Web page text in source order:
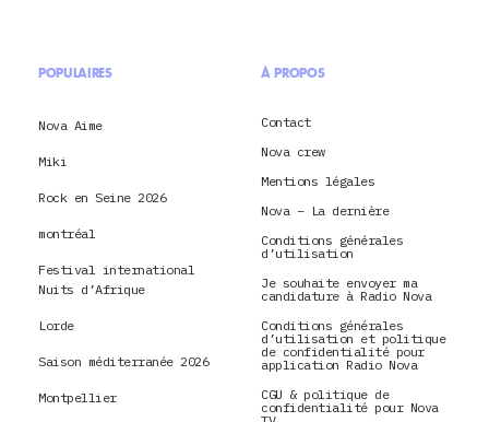
POPULAIRES
Nova Aime
Miki
Rock en Seine 2026
montréal
Festival international
Nuits d’Afrique
Lorde
Saison méditerranée 2026
Montpellier
À PROPOS
Contact
Nova crew
Mentions légales
Nova – La dernière
Conditions générales
d’utilisation
Je souhaite envoyer ma
candidature à Radio Nova
Conditions générales
d’utilisation et politique
de confidentialité pour
application Radio Nova
CGU & politique de
confidentialité pour Nova